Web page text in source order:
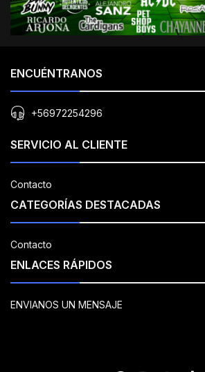
ENCUÉNTRANOS
+56972254296
SERVICIO AL CLIENTE
Contacto
CATEGORÍAS DESTACADAS
Contacto
ENLACES RÁPIDOS
ENVIANOS UN MENSAJE